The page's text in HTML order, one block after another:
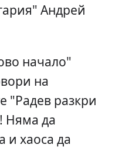
Андрей
начало"
на
"Радев разкри
Няма да
и хаоса да